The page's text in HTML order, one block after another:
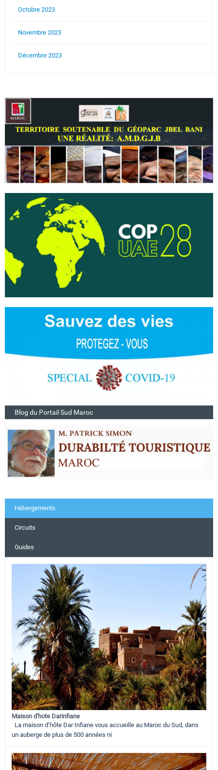
Octobre 2023
Novembre 2023
Décembre 2023
Blog du Portail Sud Maroc
Hébergements
Circuits
Guides
Maison d'hote Darinfiane
La maison d’hôte Dar Infiane vous accueille au Maroc du Sud, dans
un auberge de plus de 500 années ni